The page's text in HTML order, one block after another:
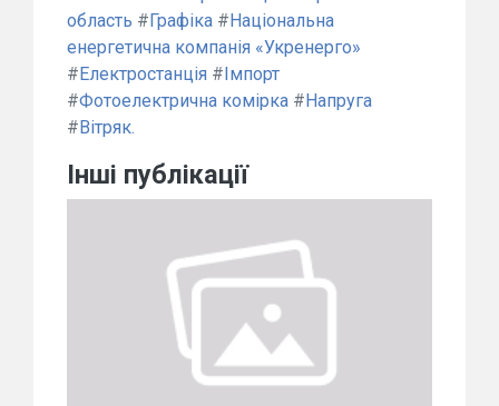
область # Графіка # Національна
енергетична компанія «Укренерго»
# Електростанція # Імпорт
#Фотоелектрична комірка # Напруга
# Вітряк.
Інші публікації